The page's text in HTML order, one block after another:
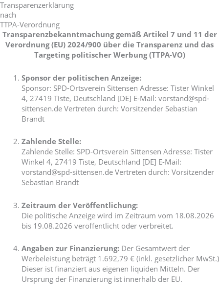
Transparenzerklärung
nach
TTPA-Verordnung
Transparenzbekanntmachung gemäß Artikel 7 und 11 der
Verordnung (EU) 2024/900 über die Transparenz und das
Targeting politischer Werbung (TTPA-VO)
Sponsor der politischen Anzeige:
Sponsor: SPD-Ortsverein Sittensen Adresse: Tister Winkel
4, 27419 Tiste, Deutschland [DE] E-Mail: vorstand@spd-
sittensen.de Vertreten durch: Vorsitzender Sebastian
Brandt
Zahlende Stelle:
Zahlende Stelle: SPD-Ortsverein Sittensen Adresse: Tister
Winkel 4, 27419 Tiste, Deutschland [DE] E-Mail:
vorstand@spd-sittensen.de Vertreten durch: Vorsitzender
Sebastian Brandt
Zeitraum der Veröffentlichung:
Die politische Anzeige wird im Zeitraum vom 18.08.2026
bis 19.08.2026 veröffentlicht oder verbreitet.
Angaben zur Finanzierung:Der Gesamtwert der
Werbeleistung beträgt 1.692,79 € (inkl. gesetzlicher MwSt.)
Dieser ist finanziert aus eigenen liquiden Mitteln. Der
Ursprung der Finanzierung ist innerhalb der EU.